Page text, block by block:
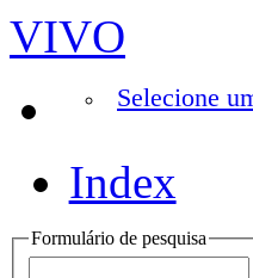
VIVO
Selecione
Index
Formulário de pesquisa